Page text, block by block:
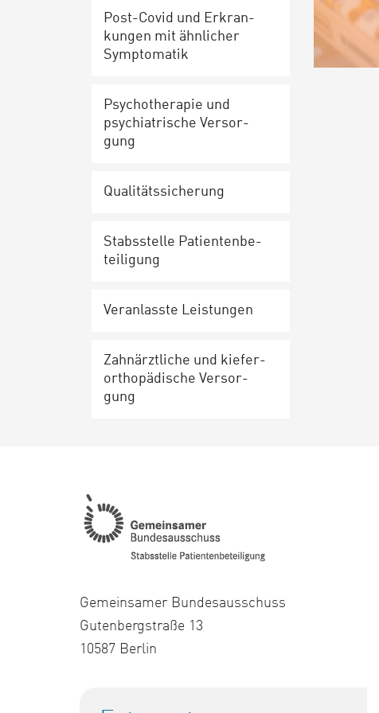
Post-Co­vid und Er­kran­
kun­gen mit ähnlicher
Sym­pto­ma­tik
Psy­cho­the­ra­pie und
psych­ia­tri­sche Ver­sor­
gung
Qua­li­täts­si­che­rung
Stabs­stel­le Pa­ti­en­ten­be­
tei­li­gung
Ver­an­lass­te Leis­tun­gen
Zahn­ärzt­li­che und kie­fer­
or­tho­pä­di­sche Ver­sor­
gung
Gemeinsamer Bundesausschuss
Gutenbergstraße 13
10587 Berlin